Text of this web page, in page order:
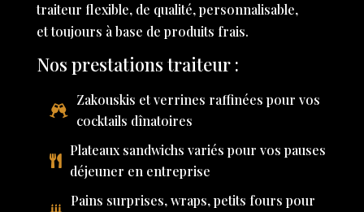
traiteur flexible, de qualité, personnalisable,
et toujours à base de produits frais.
Nos prestations traiteur :
Zakouskis et verrines raffinées pour vos
cocktails dînatoires
Plateaux sandwichs variés pour vos pauses
déjeuner en entreprise
Pains surprises, wraps, petits fours pour